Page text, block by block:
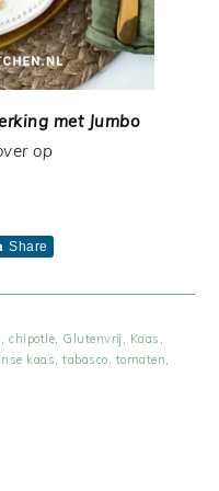
met Jumbo
op
Share
,chipotle, Glutenvrij , Kaas ,
kaas,tabasco, tomaten,